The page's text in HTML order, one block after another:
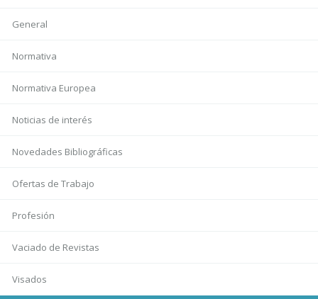
General
Normativa
Normativa Europea
Noticias de interés
Novedades Bibliográficas
Ofertas de Trabajo
Profesión
Vaciado de Revistas
Visados